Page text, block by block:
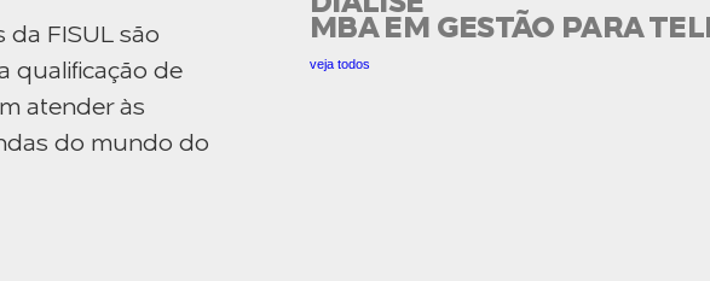
da FISUL são
qualificação de
atender às
do mundo do
MBA EM GESTÃO PARA
veja todos